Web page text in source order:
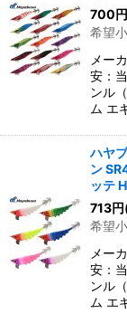
700円
希望
メー
安：
ンル
ム エ
ハヤ
ン
ッテ
713円
希望
メー
安：
ンル
ム エ